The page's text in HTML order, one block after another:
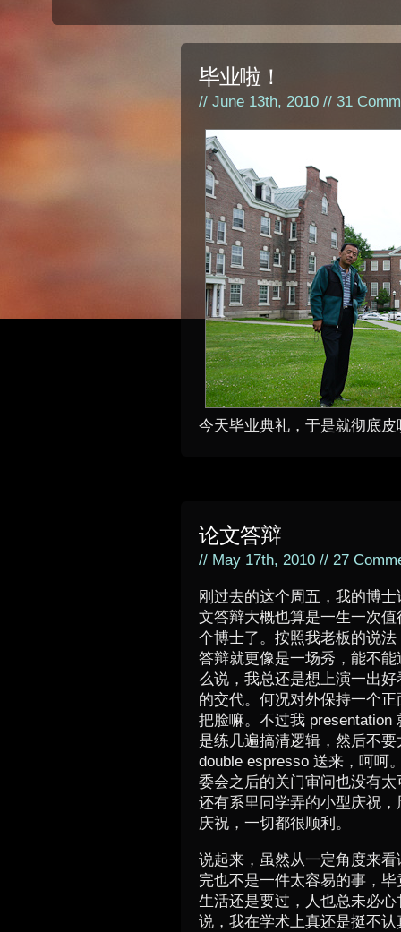
毕业啦！
// June 13th, 2010 // 31
今天毕业典礼，于是就彻底皮
论文答辩
// May 17th, 2010 // 27
刚过去的这个周五，我的博
文答辩大概也算是一生一次
个博士了。按照我老板的说
答辩就更像是一场秀，能不
么说，我总还是想上演一出
的交代。何况对外保持一个
把脸嘛。不过我 presentation
是练几遍搞清逻辑，然后不
double espresso 送来，呵呵
委会之后的关门审问也没有
还有系里同学弄的小型庆祝
庆祝，一切都很顺利。
说起来，虽然从一定角度来
完也不是一件太容易的事，
生活还是要过，人也总未必
说，我在学术上真还是挺不